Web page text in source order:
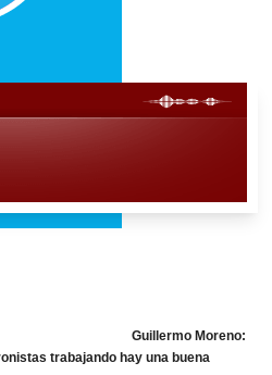
Guillermo Moreno:
trabajando hay una buena